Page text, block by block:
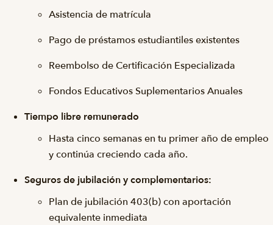
Asistencia de matrícula
Pago de préstamos estudiantiles existentes
Reembolso de Certificación Especializada
Fondos Educativos Suplementarios Anuales
Tiempo libre remunerado
Hasta cinco semanas en tu primer año de empleo
y continúa creciendo cada año.
Seguros de jubilación y complementarios:
Plan de jubilación 403(b) con aportación
equivalente inmediata